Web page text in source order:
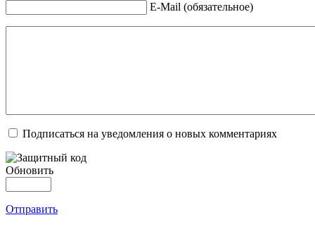
E-Mail (обязательное)
Подписаться на уведомления о новых комментариях
Обновить
Отправить